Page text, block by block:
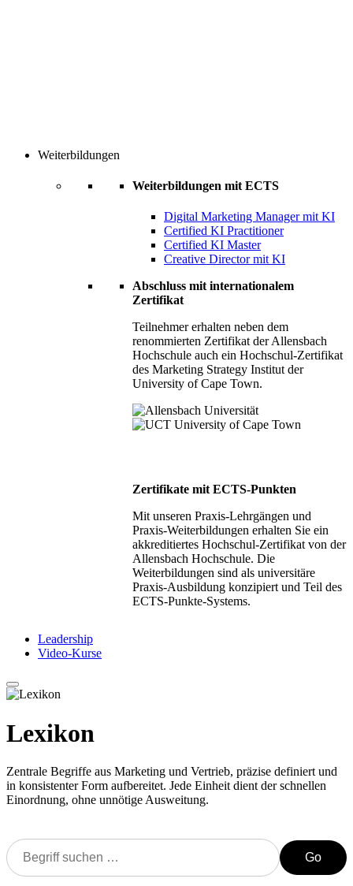
Weiterbildungen
Weiterbildungen mit ECTS
Digital Marketing Manager mit KI
Certified KI Practitioner
Certified KI Master
Creative Director mit KI
Abschluss mit internationalem
Zertifikat
Teilnehmer erhalten neben dem
renommierten Zertifikat der Allensbach
Hochschule auch ein Hochschul-Zertifikat
des Marketing Strategy Institut der
University of Cape Town.
Zertifikate mit ECTS-Punkten
Mit unseren Praxis-Lehrgängen und
Praxis-Weiterbildungen erhalten Sie ein
akkreditiertes Hochschul-Zertifikat von der
Allensbach Hochschule. Die
Weiterbildungen sind als universitäre
Praxis-Ausbildung konzipiert und Teil des
ECTS-Punkte-Systems.
Leadership
Video-Kurse
Lexikon
Zentrale Begriffe aus Marketing und Vertrieb, präzise definiert und
in konsistenter Form aufbereitet. Jede Einheit dient der schnellen
Einordnung, ohne unnötige Ausweitung.
Go